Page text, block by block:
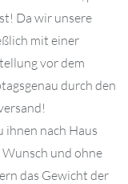
Da wir unsere
mit einer
vor dem
durch den
nach Haus
und ohne
das Gewicht der